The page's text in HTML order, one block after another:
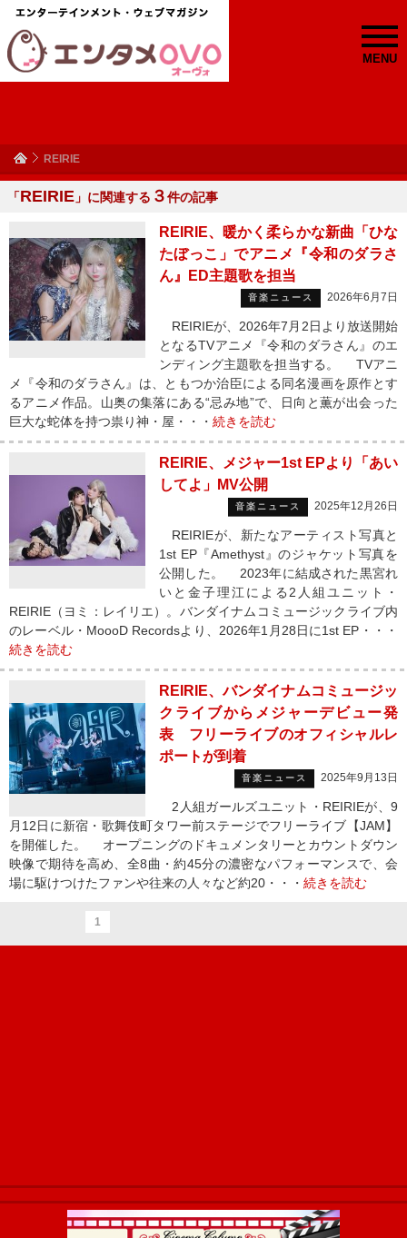
MENU
REIRIE
「REIRIE 」に関連する ３件の記事
REIRIE、暖かく柔らかな新曲「ひな
たぼっこ」でアニメ『令和のダラさ
ん』ED主題歌を担当
音楽ニュース 2026年6月7日
REIRIEが、2026年7月2日より放送開始
となるTVアニメ『令和のダラさん』のエ
ンディング主題歌を担当する。 TVアニ
メ『令和のダラさん』は、ともつか治臣による同名漫画を原作とす
るアニメ作品。山奥の集落にある“忌み地”で、日向と薫が出会った
巨大な蛇体を持つ祟り神・屋・・・ 続きを読む
REIRIE、メジャー1st EPより「あい
してよ」MV公開
音楽ニュース 2025年12月26日
REIRIEが、新たなアーティスト写真と
1st EP『Amethyst』のジャケット写真を
公開した。 2023年に結成された黒宮れ
いと金子理江による2人組ユニット・
REIRIE（ヨミ：レイリエ）。バンダイナムコミュージックライブ内
のレーベル・MoooD Recordsより、2026年1月28日に1st EP・・・
続きを読む
REIRIE、バンダイナムコミュージッ
クライブからメジャーデビュー発
表 フリーライブのオフィシャルレ
ポートが到着
音楽ニュース 2025年9月13日
2人組ガールズユニット・REIRIEが、9
月12日に新宿・歌舞伎町タワー前ステージでフリーライブ【JAM】
を開催した。 オープニングのドキュメンタリーとカウントダウン
映像で期待を高め、全8曲・約45分の濃密なパフォーマンスで、会
場に駆けつけたファンや往来の人々など約20・・・ 続きを読む
1